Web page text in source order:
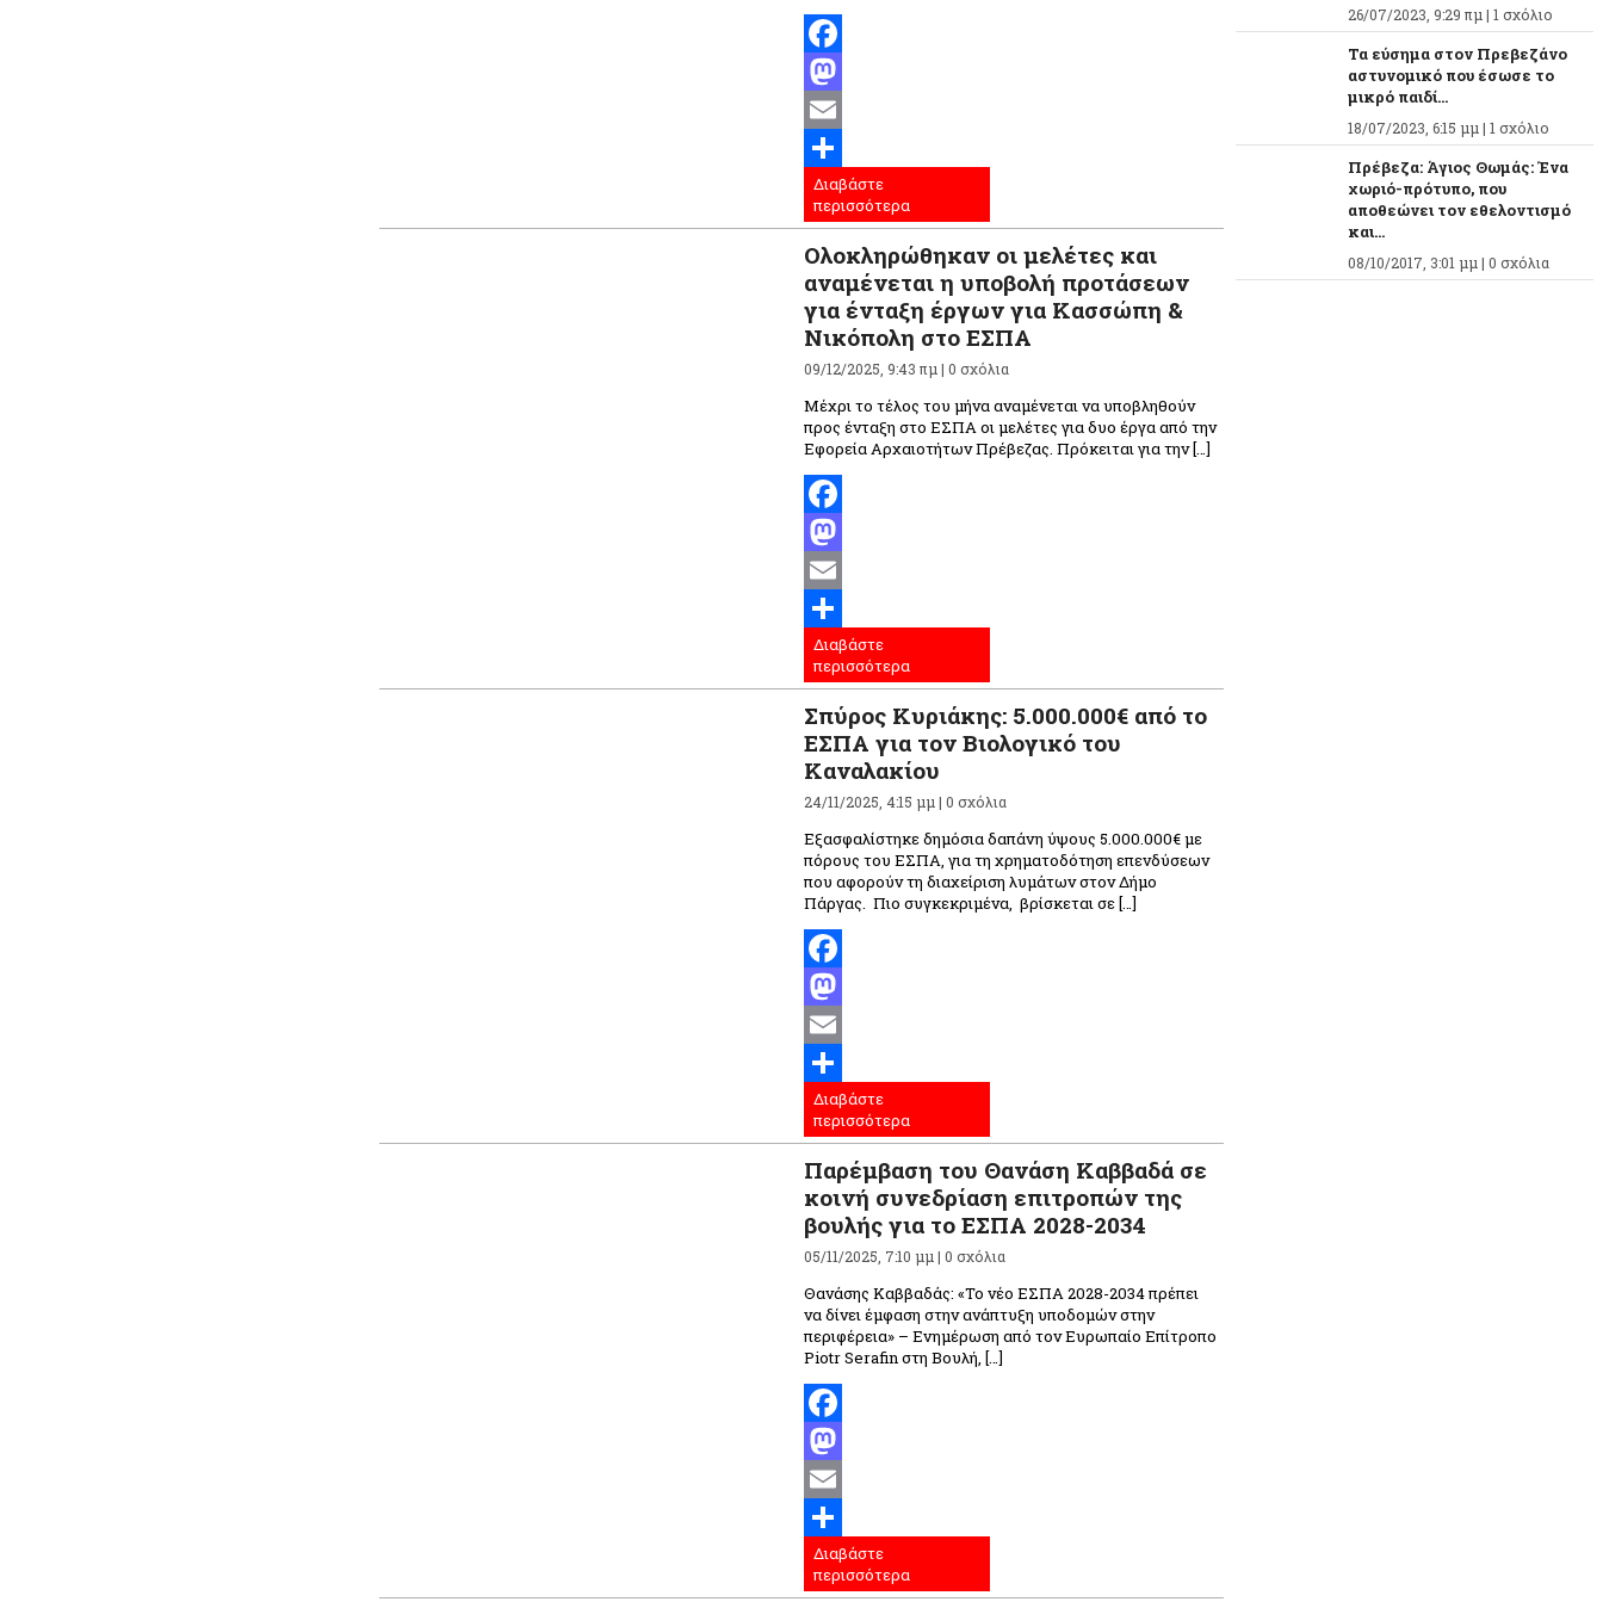
Facebook
Mastodon
Email
Μοιραστείτε
Διαβάστε
περισσότερα
Ολοκληρώθηκαν οι μελέτες και
αναμένεται η υποβολή προτάσεων
για ένταξη έργων για Κασσώπη &
Νικόπολη στο ΕΣΠΑ
09/12/2025, 9:43 πμ |0 σχόλια
Μέχρι το τέλος του μήνα αναμένεται να υποβληθούν
προς ένταξη στο ΕΣΠΑ οι μελέτες για δυο έργα από την
Εφορεία Αρχαιοτήτων Πρέβεζας. Πρόκειται για την […]
Facebook
Mastodon
Email
Μοιραστείτε
Διαβάστε
περισσότερα
Σπύρος Κυριάκης: 5.000.000€ από το
ΕΣΠΑ για τον Βιολογικό του
Καναλακίου
24/11/2025, 4:15 μμ |0 σχόλια
Εξασφαλίστηκε δημόσια δαπάνη ύψους 5.000.000€ με
πόρους του ΕΣΠΑ, για τη χρηματοδότηση επενδύσεων
που αφορούν τη διαχείριση λυμάτων στον Δήμο
Πάργας. Πιο συγκεκριμένα, βρίσκεται σε […]
Facebook
Mastodon
Email
Μοιραστείτε
Διαβάστε
περισσότερα
Παρέμβαση του Θανάση Καββαδά σε
κοινή συνεδρίαση επιτροπών της
βουλής για το ΕΣΠΑ 2028-2034
05/11/2025, 7:10 μμ |0 σχόλια
Θανάσης Καββαδάς: «Το νέο ΕΣΠΑ 2028-2034 πρέπει
να δίνει έμφαση στην ανάπτυξη υποδομών στην
περιφέρεια» – Ενημέρωση από τον Ευρωπαίο Επίτροπο
Piotr Serafin στη Βουλή, […]
Facebook
Mastodon
Email
Μοιραστείτε
Διαβάστε
περισσότερα
26/07/2023, 9:29 πμ | 1 σχόλιο
Τα εύσημα στον Πρεβεζάνο
αστυνομικό που έσωσε το
μικρό παιδί...
18/07/2023, 6:15 μμ | 1 σχόλιο
Πρέβεζα: Άγιος Θωμάς: Ένα
χωριό-πρότυπο, που
αποθεώνει τον εθελοντισμό
και...
08/10/2017, 3:01 μμ | 0 σχόλια